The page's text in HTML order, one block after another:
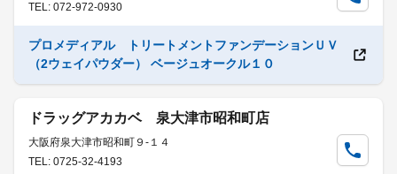
TEL: 072-972-0930
プロメディアル トリートメントファンデーションＵＶ
（2ウェイパウダー） ベージュオークル１０
ドラッグアカカベ 泉大津市昭和町店
大阪府泉大津市昭和町９-１４
TEL: 0725-32-4193